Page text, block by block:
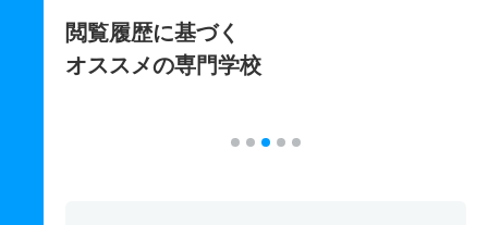
閲覧履歴に基づく
オススメの専門学校